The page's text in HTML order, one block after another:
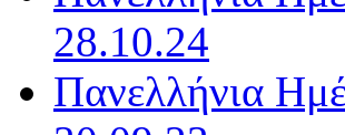
28.10.24
Πανελλήνια